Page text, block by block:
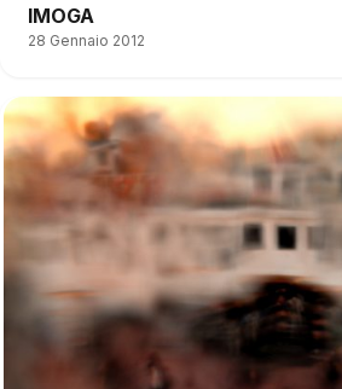
IMOGA
28 Gennaio 2012